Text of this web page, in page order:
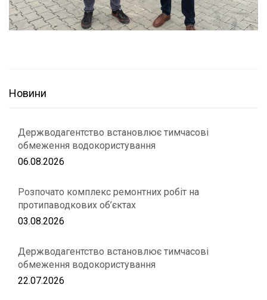
Новини
Держводагентство встановлює тимчасові
обмеження водокористування
06.08.2026
Розпочато комплекс ремонтних робіт на
протипаводкових об’єктах
03.08.2026
Держводагентство встановлює тимчасові
обмеження водокористування
22.07.2026